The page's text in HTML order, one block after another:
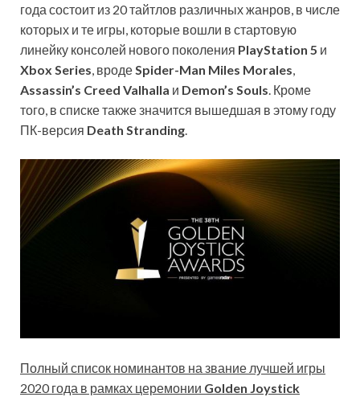
года состоит из 20 тайтлов различных жанров, в числе
которых и те игры, которые вошли в стартовую
линейку консолей нового поколения PlayStation 5 и
Xbox Series , вроде Spider-Man Miles Morales
Assassin’s Creed Valhalla и Demon’s Souls . Кроме
того, в списке также значится вышедшая в этому году
ПК-версия Death Stranding
Полный список номинантов на звание лучшей игры
2020 года в рамках церемонии Golden Joystick